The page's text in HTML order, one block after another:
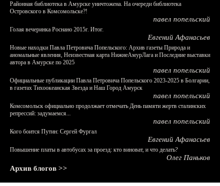
Районная библиотека в Амурске уничтожена. На очереди библиотека
Островского в Комсомольске?!
павел попельский
Голая вечеринка Роснано 2015г. Итог.
Евгений Афанасьев
Новые находки Павла Петровича Попельского: Архив газеты Природа и
аномальные явления, Неизвестная карта НижнеАмурЛага и Последние выставки
автора в Амурске по 2025
павел попельский
Официальные публикации Павла Петровича Попельского 2023-2025 в Болгарии,
в газетах Тихоокеанская Звезда и Наш Город Амурск
павел попельский
Комсомольск официально продолжает отмечать День памяти жертв сталинских
репрессий: задумаемся...
павел попельский
Кого боится Путин: Сергей Фургал
Евгений Афанасьев
Повышение платы в автобусах за проезд: кто виноват, и что делать?
Олег Паньков
Архив блогов >>